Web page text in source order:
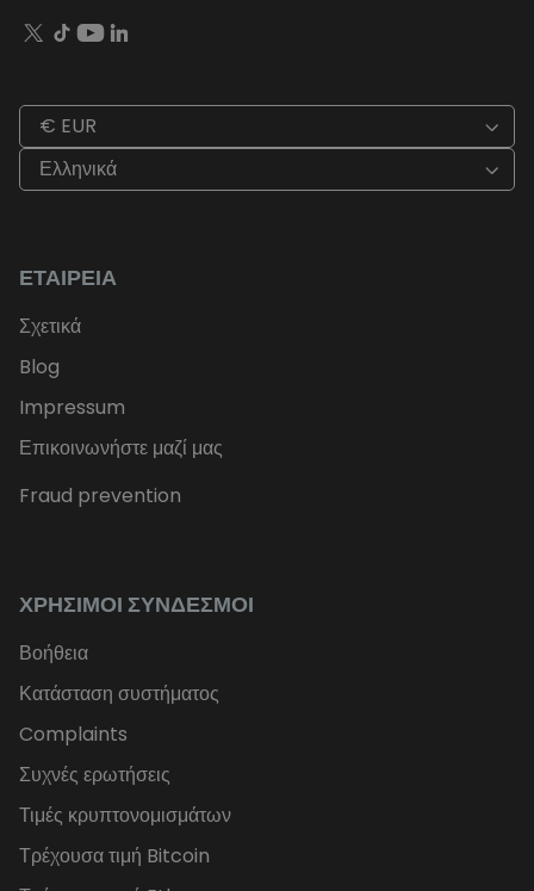
€ EUR
Ελληνικά
ΕΤΑΙΡΕΊΑ
Σχετικά
Blog
Impressum
Επικοινωνήστε μαζί μας
Fraud prevention
ΧΡΉΣΙΜΟΙ ΣΎΝΔΕΣΜΟΙ
Βοήθεια
Κατάσταση συστήματος
Complaints
Συχνές ερωτήσεις
Τιμές κρυπτονομισμάτων
Τρέχουσα τιμή Bitcoin